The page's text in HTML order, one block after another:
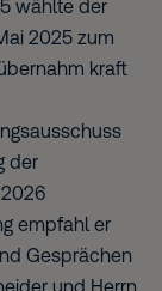
wählte der
2025 zum
kraft
der
empfahl er
Gesprächen
und Herrn